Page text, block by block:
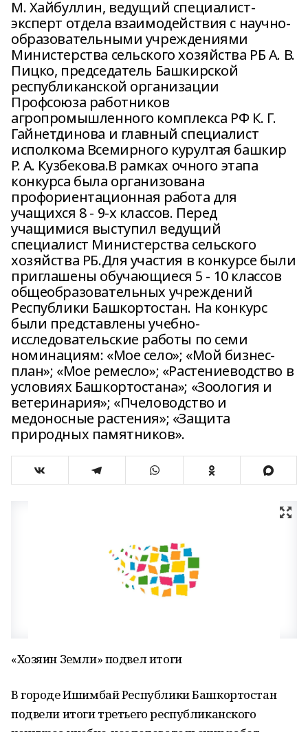
М. Хайбуллин, ведущий специалист-
эксперт отдела взаимодействия с научно-
образовательными учреждениями
Министерства сельского хозяйства РБ А. В.
Пицко, председатель Башкирской
республиканской организации
Профсоюза работников
агропромышленного комплекса РФ К. Г.
Гайнетдинова и главный специалист
исполкома Всемирного курултая башкир
Р. А. Кузбекова.В рамках очного этапа
конкурса была организована
профориентационная работа для
учащихся 8 - 9-х классов. Перед
учащимися выступил ведущий
специалист Министерства сельского
хозяйства РБ.Для участия в конкурсе были
приглашены обучающиеся 5 - 10 классов
общеобразовательных учреждений
Республики Башкортостан. На конкурс
были представлены учебно-
исследовательские работы по семи
номинациям: «Мое село»; «Мой бизнес-
план»; «Мое ремесло»; «Растениеводство в
условиях Башкортостана»; «Зоология и
ветеринария»; «Пчеловодство и
медоносные растения»; «Защита
природных памятников».
«Хозяин Земли» подвел итоги
В городе Ишимбай Республики Башкортостан
подвели итоги третьего республиканского